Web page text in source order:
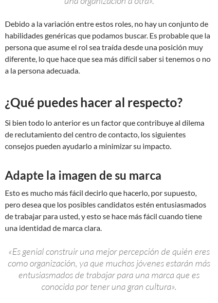
Debido a la variación entre estos roles, no hay un conjunto de
habilidades genéricas que podamos buscar. Es probable que la
persona que asume el rol sea traída desde una posición muy
diferente, lo que hace que sea más difícil saber si tenemos o no
a la persona adecuada.
¿Qué puedes hacer al respecto?
Si bien todo lo anterior es un factor que contribuye al dilema
de reclutamiento del centro de contacto, los siguientes
consejos pueden ayudarlo a minimizar su impacto.
Adapte la imagen de su marca
Esto es mucho más fácil decirlo que hacerlo, por supuesto,
pero desea que los posibles candidatos estén entusiasmados
de trabajar para usted, y esto se hace más fácil cuando tiene
una identidad de marca clara.
«Es genial construir una mejor percepción de quién eres
como organización, ya que muchos jóvenes estarán más
entusiasmados de trabajar para una marca que es
conocida por tener una gran cultura».